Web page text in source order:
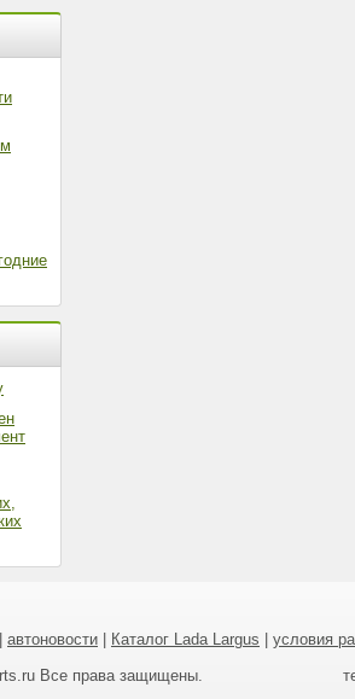
автоновости Каталог Lada Largus
условия
Все права защищены.